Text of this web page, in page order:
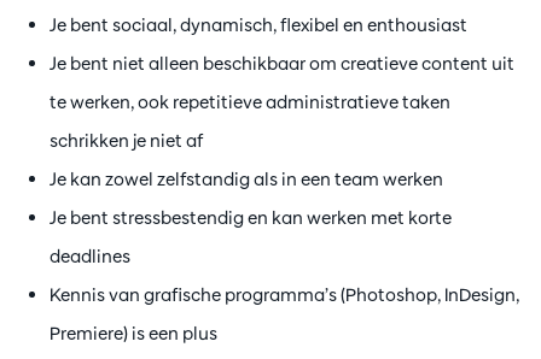
Je bent sociaal, dynamisch, flexibel en enthousiast
Je bent niet alleen beschikbaar om creatieve content uit
te werken, ook repetitieve administratieve taken
schrikken je niet af
Je kan zowel zelfstandig als in een team werken
Je bent stressbestendig en kan werken met korte
deadlines
Kennis van grafische programma’s (Photoshop, InDesign,
Premiere) is een plus